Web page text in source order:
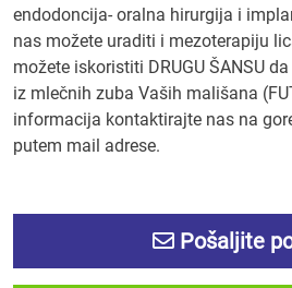
endodoncija- oralna hirurgija i
nas možete uraditi i mezoterapiju
možete iskoristiti DRUGU ŠANSU
iz mlečnih zuba Vaših mališana
informacija kontaktirajte nas na
putem mail adrese.
Pošaljite